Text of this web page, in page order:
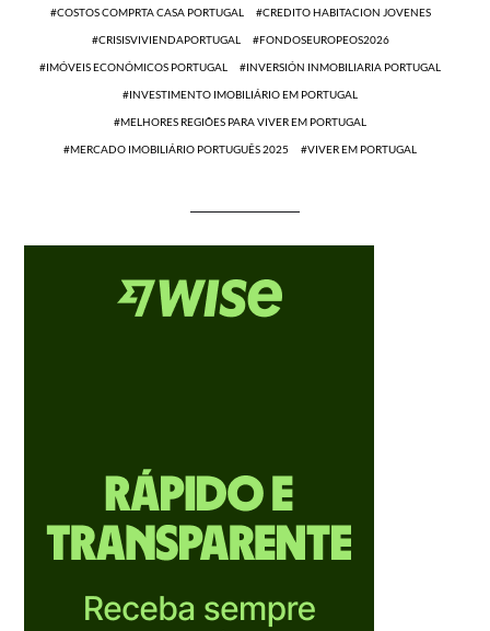
COSTOS COMPRTA CASA PORTUGAL CREDITO HABITACION JOVENES
CRISISVIVIENDAPORTUGAL FONDOSEUROPEOS2026
IMÓVEIS ECONÓMICOS PORTUGAL INVERSIÓN INMOBILIARIA PORTUGAL
INVESTIMENTO IMOBILIÁRIO EM PORTUGAL
MELHORES REGIÕES PARA VIVER EM PORTUGAL
MERCADO IMOBILIÁRIO PORTUGUÊS 2025 VIVER EM PORTUGAL